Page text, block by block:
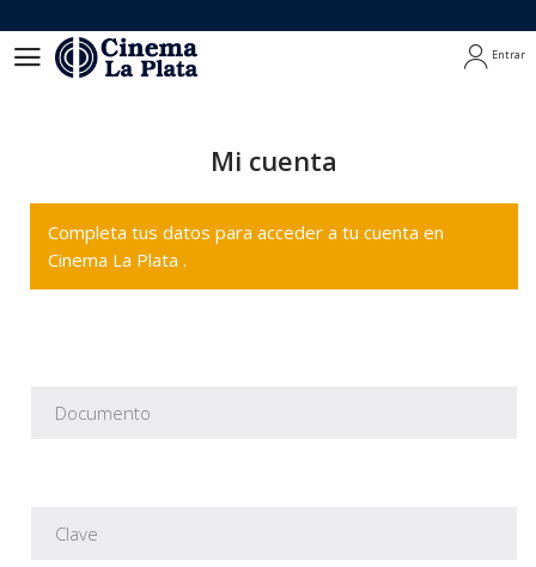
Entrar
Mi cuenta
Completa tus datos para acceder a tu cuenta en
Cinema La Plata .